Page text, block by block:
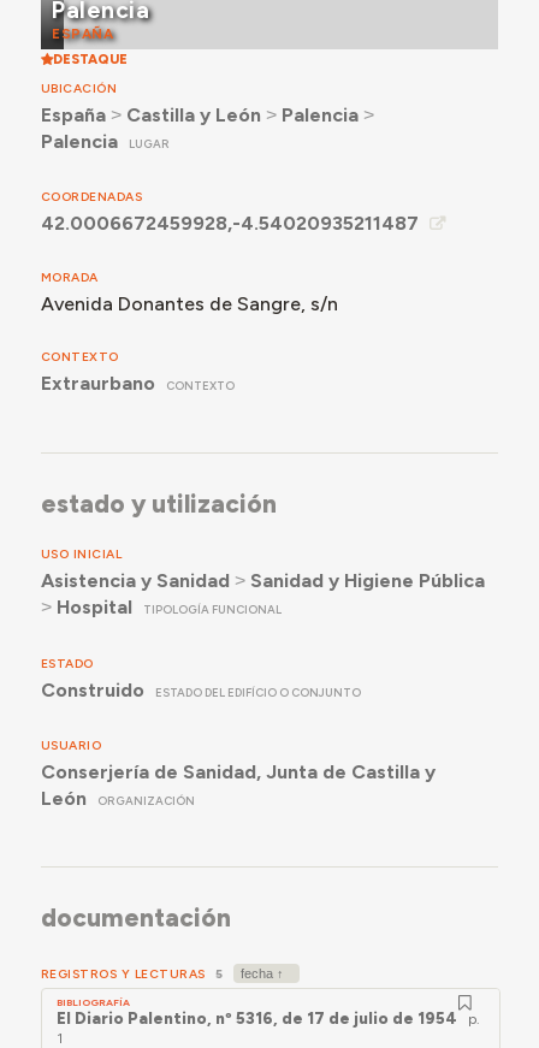
Palencia
ESPAÑA
DESTAQUE
UBICACIÓN
España˃ Castilla y León ˃ Palencia˃
Palencia
LUGAR
COORDENADAS
42.0006672459928,-4.54020935211487
MORADA
Avenida Donantes de Sangre, s/n
CONTEXTO
Extraurbano CONTEXTO
estado y utilización
USO INICIAL
Asistencia y Sanidad ˃ Sanidad y Higiene Pública
˃ Hospital TIPOLOGÍA FUNCIONAL
ESTADO
Construido ESTADO DEL EDIFÍCIO O CONJUNTO
USUARIO
Conserjería de Sanidad, Junta de Castilla y
León
ORGANIZACIÓN
documentación
REGISTROS Y LECTURAS 5
BIBLIOGRAFÍA
El Diario Palentino, nº 5316, de 17 de julio de 1954 p.
1